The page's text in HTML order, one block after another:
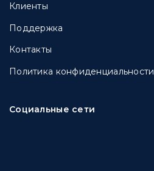
Клиенты
Поддержка
Контакты
Политика конфиденциальности
Социальные сети